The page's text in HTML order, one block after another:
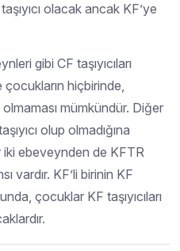
olacak ancak KF’ye
gibi CF taşıyıcıları
hiçbirinde,
mümkündür. Diğer
olup olmadığına
iki ebeveynden de KFTR
vardır. KF’li birinin KF
çocuklar KF taşıyıcıları